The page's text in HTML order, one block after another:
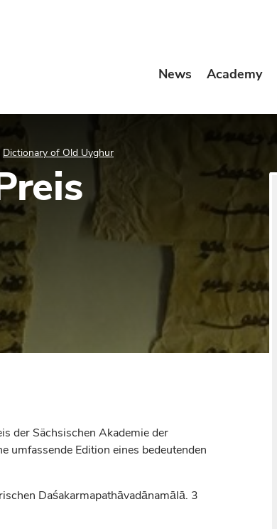
News Academy
Dictionary of Old Uyghur
der Sächsischen Akademie der
umfassende Edition eines bedeutenden
Daśakarmapathāvadānamālā. 3